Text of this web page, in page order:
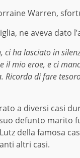
Warren,
ne aveva dato
ha lasciato in
il mio eroe, e ci
di fare
a diversi casi
defunto marito
della famosa
altri casi.